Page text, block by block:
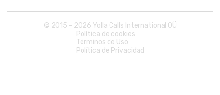
© 2015 - 2026 Yolla Calls International OÜ
Política de cookies
Términos de Uso
Política de Privacidad